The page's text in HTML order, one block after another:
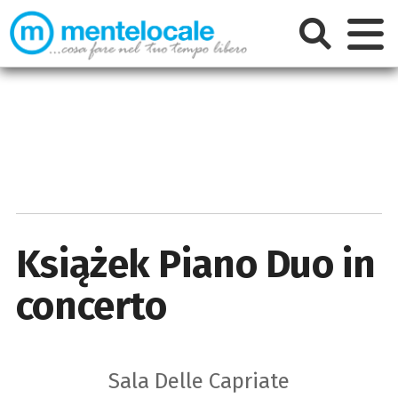
Książek Piano Duo in
concerto
Sala Delle Capriate